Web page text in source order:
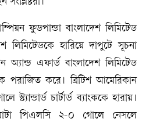
ফুডপান্ডা বাংলাদেশ লিমিটেড
লিমিটেডকে হারিয়ে দাপুটে সূচনা
অ্যান্ড এফার্ড বাংলাদেশ লিমিটেড
করে। ব্রিটিশ আমেরিকান
চার্টার্ড ব্যাংককে হারায়।
পিএলসি ২-০ গোলে নেসলে